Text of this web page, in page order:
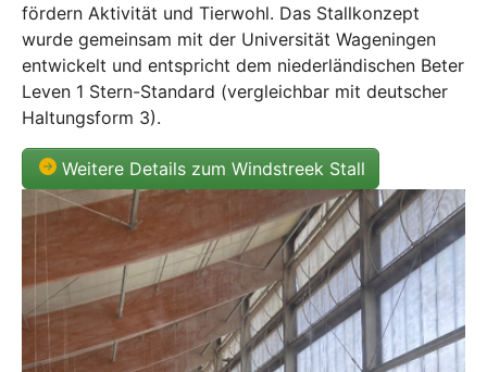
fördern Aktivität und Tierwohl. Das Stallkonzept
wurde gemeinsam mit der Universität Wageningen
entwickelt und entspricht dem niederländischen Beter
Leven 1 Stern-Standard (vergleichbar mit deutscher
Haltungsform 3).
Weitere Details zum Windstreek Stall